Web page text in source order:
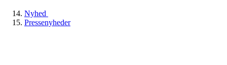
Nyhed
Pressenyheder